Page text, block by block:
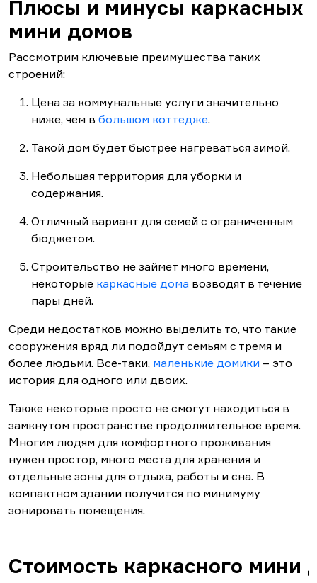
Плюсы и минусы каркасных
мини домов
Рассмотрим ключевые преимущества таких
строений:
Цена за коммунальные услуги значительно
ниже, чем в большом коттедже.
Такой дом будет быстрее нагреваться зимой.
Небольшая территория для уборки и
содержания.
Отличный вариант для семей с ограниченным
бюджетом.
Строительство не займет много времени,
некоторые каркасные дома возводят в течение
пары дней.
Среди недостатков можно выделить то, что такие
сооружения вряд ли подойдут семьям с тремя и
более людьми. Все-таки, маленькие домики – это
история для одного или двоих.
Также некоторые просто не смогут находиться в
замкнутом пространстве продолжительное время.
Многим людям для комфортного проживания
нужен простор, много места для хранения и
отдельные зоны для отдыха, работы и сна. В
компактном здании получится по минимуму
зонировать помещения.
Стоимость каркасного мини